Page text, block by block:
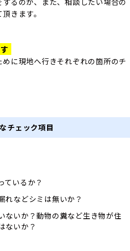
きます。
に現地へ行きそれぞれの箇所のチ
チェック項目
ているか？
れなどシミは無いか？
ないか？動物の糞など生き物が住
ないか？